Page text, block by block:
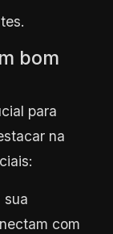
bom
para
na
sua
com